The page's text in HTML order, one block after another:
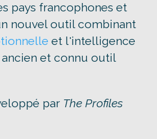
pays francophones et
nouvel outil combinant
et l'intelligence
et connu outil
par The Profiles